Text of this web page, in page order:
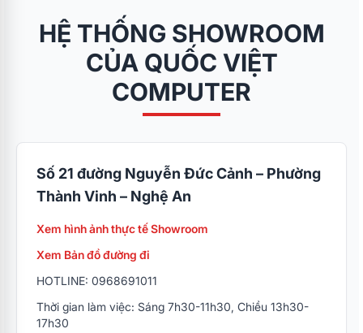
HỆ THỐNG SHOWROOM
CỦA QUỐC VIỆT
COMPUTER
Số 21 đường Nguyễn Đức Cảnh – Phường
Thành Vinh – Nghệ An
Xem hình ảnh thực tế Showroom
Xem Bản đồ đường đi
HOTLINE: 0968691011
Thời gian làm việc: Sáng 7h30-11h30, Chiều 13h30-
17h30